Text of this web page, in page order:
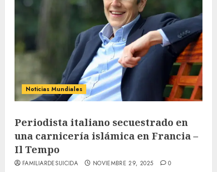
Noticias Mundiales
Periodista italiano secuestrado en
una carnicería islámica en Francia –
Il Tempo
FAMILIARDESUICIDA NOVIEMBRE 29, 2025 0